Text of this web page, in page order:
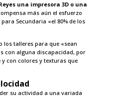
una impresora 3D o una
más aún el esfuerzo
Secundaria «el 80% de los
los talleres para que «sean
con alguna discapacidad, por
con colores y texturas que
su actividad a una variada